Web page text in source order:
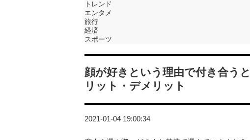
トレンド
エンタメ
旅行
経済
スポーツ
顔が好きという理由で付き合う
リット・デメリット
2021-01-04 19:00:34